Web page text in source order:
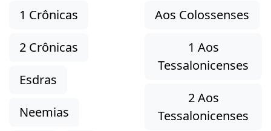
1 Crônicas
2 Crônicas
Esdras
Neemias
Aos Colossenses
1 Aos
Tessalonicenses
2 Aos
Tessalonicenses